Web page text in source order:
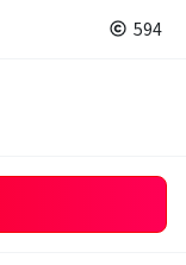
594